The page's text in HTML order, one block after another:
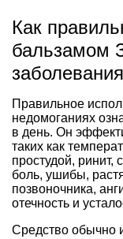
Как
бальзамом
Правильное
недомоганиях
в день. Он
таких как
простудой, ринит,
боль, ушибы,
позвоночника,
отечность и
Средство обычно